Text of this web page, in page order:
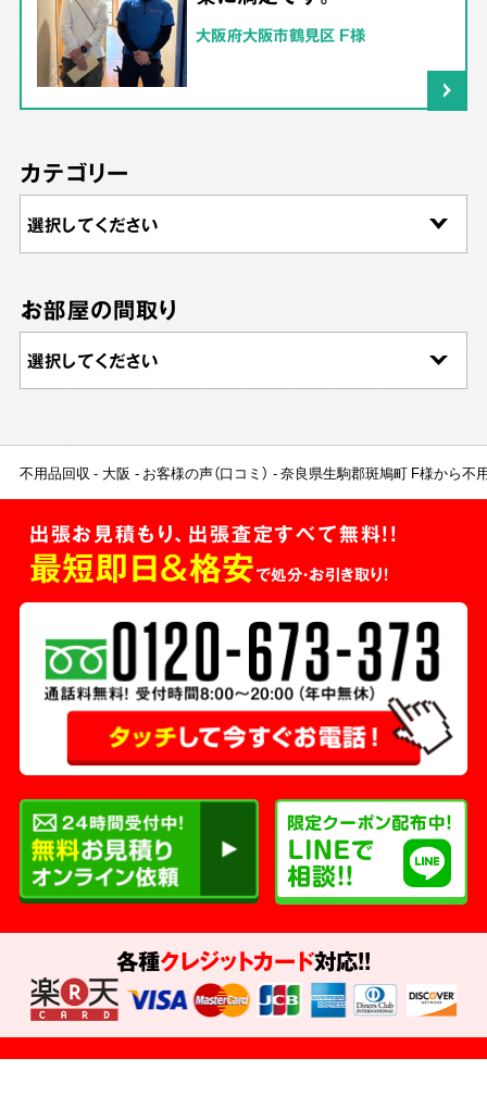
大阪府大阪市鶴見区 F様
カテゴリー
お部屋の間取り
不用品回収 大阪 お客様の声（口コミ） 奈良県生駒郡斑鳩町 F様から不
出張お見積もり、出張査定すべて無料!!
最短即日＆格安で処分・お引き取り！
各種クレジットカード対応!!